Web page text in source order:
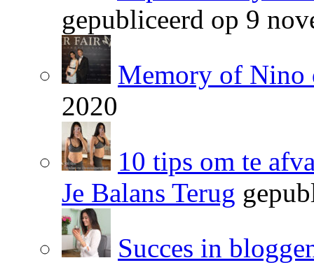
gepubliceerd op 9
Memory of Nino
2020
10 tips om te
Je Balans Terug
Succes in